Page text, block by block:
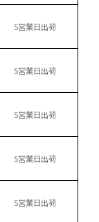
5営業日出荷
5営業日出荷
5営業日出荷
5営業日出荷
5営業日出荷